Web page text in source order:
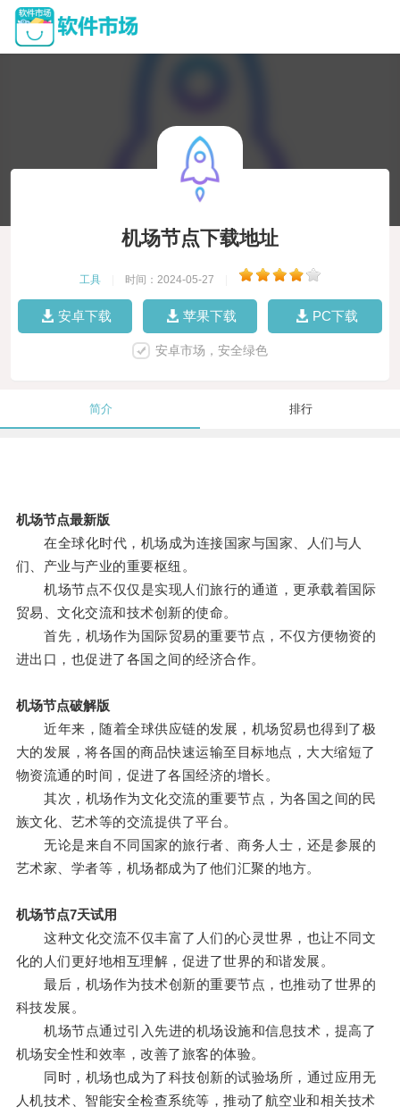
机场节点下载地址
工具 时间：2024-05-27
安卓下载 苹果下载 PC下载
安卓市场，安全绿色
简介 排行
机场节点最新版
在全球化时代，机场成为连接国家与国家、人们与人
们、产业与产业的重要枢纽。
机场节点不仅仅是实现人们旅行的通道，更承载着国际
贸易、文化交流和技术创新的使命。
首先，机场作为国际贸易的重要节点，不仅方便物资的
进出口，也促进了各国之间的经济合作。
机场节点破解版
近年来，随着全球供应链的发展，机场贸易也得到了极
大的发展，将各国的商品快速运输至目标地点，大大缩短了
物资流通的时间，促进了各国经济的增长。
其次，机场作为文化交流的重要节点，为各国之间的民
族文化、艺术等的交流提供了平台。
无论是来自不同国家的旅行者、商务人士，还是参展的
艺术家、学者等，机场都成为了他们汇聚的地方。
机场节点7天试用
这种文化交流不仅丰富了人们的心灵世界，也让不同文
化的人们更好地相互理解，促进了世界的和谐发展。
最后，机场作为技术创新的重要节点，也推动了世界的
科技发展。
机场节点通过引入先进的机场设施和信息技术，提高了
机场安全性和效率，改善了旅客的体验。
同时，机场也成为了科技创新的试验场所，通过应用无
人机技术、智能安全检查系统等，推动了航空业和相关技术